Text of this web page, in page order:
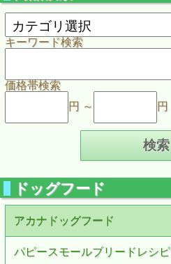
キーワード検索
価格帯検索
円 ～
円
ドッグフード
アカナドッグフード
パピースモールブリードレシピ